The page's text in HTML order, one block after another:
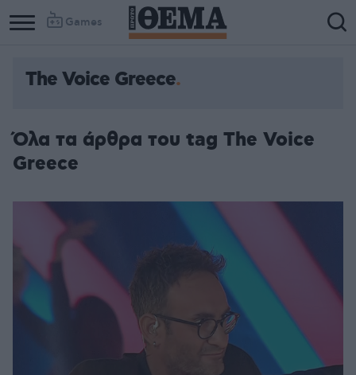
Games
The Voice Greece
Όλα τα άρθρα του tag The Voice
Greece